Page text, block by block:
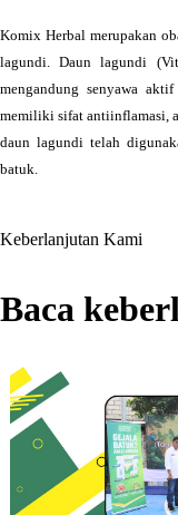
Komix Herbal merupakan
lagundi. Daun lagundi
mengandung senyawa
memiliki sifat antiinflamasi,
daun lagundi telah
batuk.
Keberlanjutan Kami
Baca